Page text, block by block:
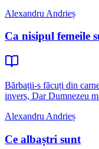
Alexandru Andrieș
Ca nisipul femeile
Bărbații-s făcuți din
invers, Dar Dumnezeu
Alexandru Andrieș
Ce albaștri sunt